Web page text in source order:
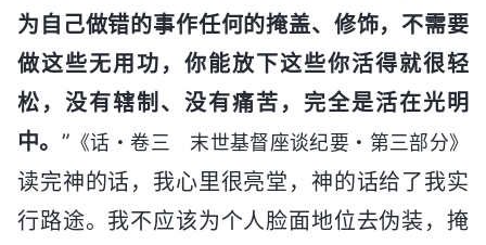
为自己做错的事作任何的掩盖、修饰，不需要
做这些无用功，你能放下这些你活得就很轻
松，没有辖制、没有痛苦，完全是活在光明
中。 ” 《话・卷三 末世基督座谈纪要・第三部分》
读完神的话，我心里很亮堂，神的话给了我实
行路途。我不应该为个人脸面地位去伪装，掩